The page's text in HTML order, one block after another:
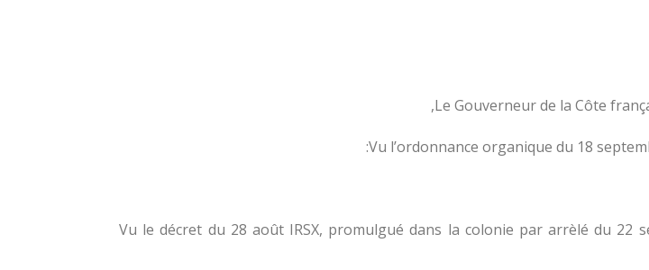
Le Gouverneur de la Côte
Vu l’ordonnance organique du 18
Vu le décret du 28 août IRSX, promulgué dans la colonie par arrèlé du 22